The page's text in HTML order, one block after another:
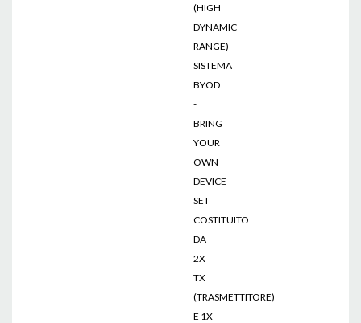
(HIGH
DYNAMIC
RANGE)
SISTEMA
BYOD
-
BRING
YOUR
OWN
DEVICE
SET
COSTITUITO
DA
2X
TX
(TRASMETTITORE)
E 1X